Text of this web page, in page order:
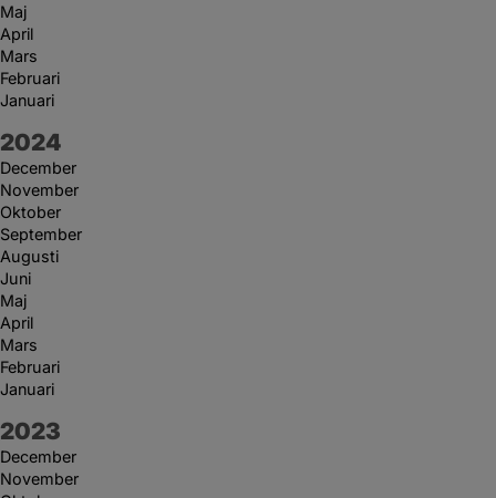
Maj
April
Mars
Februari
Januari
År:
2024
December
November
Oktober
September
Augusti
Juni
Maj
April
Mars
Februari
Januari
År:
2023
December
November